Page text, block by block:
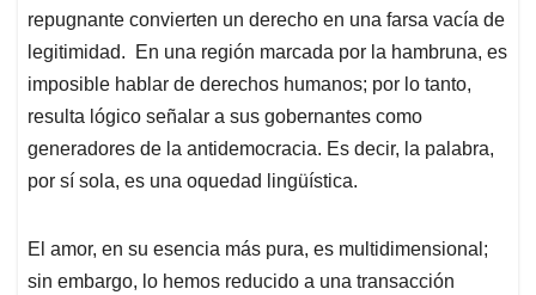
repugnante convierten un derecho en una farsa vacía de
legitimidad. En una región marcada por la hambruna, es
imposible hablar de derechos humanos; por lo tanto,
resulta lógico señalar a sus gobernantes como
generadores de la antidemocracia. Es decir, la palabra,
por sí sola, es una oquedad lingüística.
El amor, en su esencia más pura, es multidimensional;
sin embargo, lo hemos reducido a una transacción